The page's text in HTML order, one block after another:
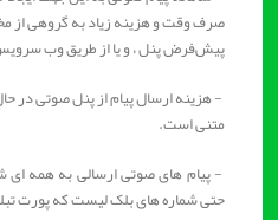
صرف وقت و هزینه زیاد به گروهی از
پیش‌فرض پنل ، و یا از طریق وب سرویس
- هزینه ارسال پیام از پنل صوتی در
متنی است.
- پیام های صوتی ارسالی به همه ای
حتی شماره های بلک لیست که پورت